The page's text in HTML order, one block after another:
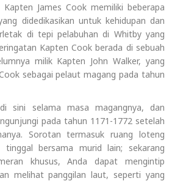
James Cook memiliki beberapa
didedikasikan untuk kehidupan dan
di tepi pelabuhan di Whitby yang
Kapten Cook berada di sebuah
milik Kapten John Walker, yang
sebagai pelaut magang pada tahun
sini selama masa magangnya, dan
pada tahun 1171-1772 setelah
Sorotan termasuk ruang loteng
bersama murid lain; sekarang
khusus, Anda dapat mengintip
melihat panggilan laut, seperti yang